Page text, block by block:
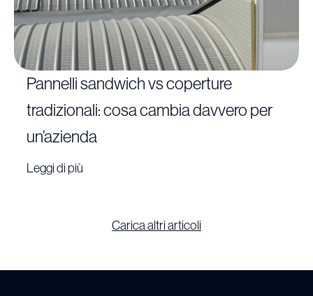
Pannelli sandwich vs coperture
tradizionali: cosa cambia davvero per
un’azienda
Leggi di più
Carica altri articoli